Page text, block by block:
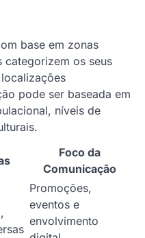
base em zonas
categorizem os seus
pode ser baseada em
níveis de
Foco da
Comunicação
Promoções,
eventos e
envolvimento